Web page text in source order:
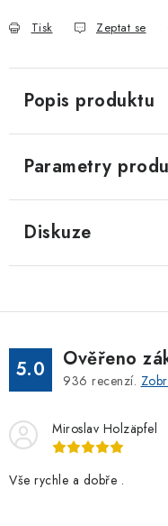
Tisk Zeptat se
Popis produktu
Parametry
Diskuze
5.0 Ověřeno
936 recenzí.
Miroslav Holzäpfel
Vše rychle a dobře .